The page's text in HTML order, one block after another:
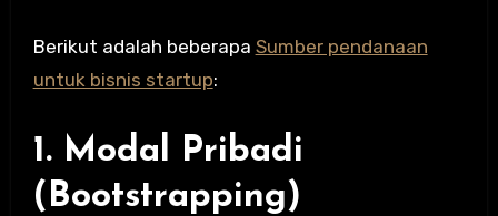
Berikut adalah beberapa Sumber pendanaan
untuk bisnis startup:
1. Modal Pribadi
(Bootstrapping)